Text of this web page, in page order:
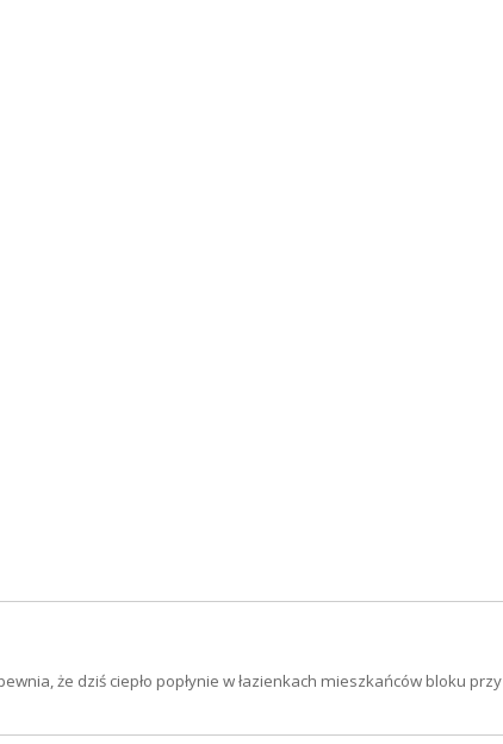
że dziś ciepło popłynie w łazienkach mieszkańców bloku przy